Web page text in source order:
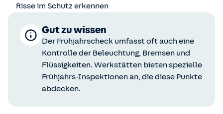
Risse im Schutz erkennen
Gut zu wissen
Der Frühjahrscheck umfasst oft auch eine
Kontrolle der Beleuchtung, Bremsen und
Flüssigkeiten. Werkstätten bieten spezielle
Frühjahrs-Inspektionen an, die diese Punkte
abdecken.